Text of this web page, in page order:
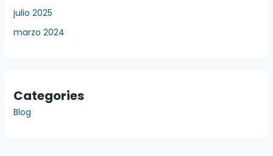
julio 2025
marzo 2024
Categories
Blog